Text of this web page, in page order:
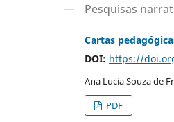
Pesquisas
Cartas
DOI: https://
Ana Lucia Souza de
PDF